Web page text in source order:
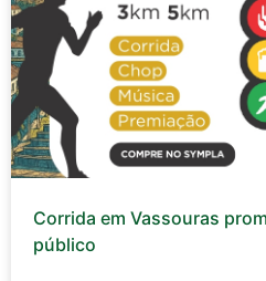
Corrida em Vassouras
público